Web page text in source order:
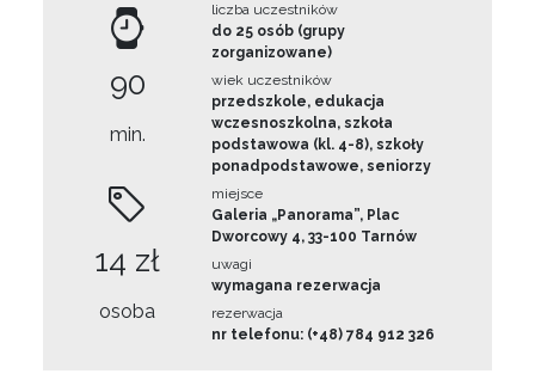
90
min.
14 zł
osoba
liczba uczestników
do 25 osób (grupy
zorganizowane)
wiek uczestników
przedszkole, edukacja
wczesnoszkolna, szkoła
podstawowa (kl. 4-8), szkoły
ponadpodstawowe, seniorzy
miejsce
Galeria „Panorama”, Plac
Dworcowy 4, 33-100 Tarnów
uwagi
wymagana rezerwacja
rezerwacja
nr telefonu: (+48) 784 912 326